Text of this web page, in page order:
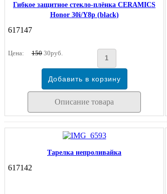
Гибкое защитное стекло-плёнка CERAMICS
Honor 30i/Y8p (black)
617147
Цена: 150 30руб.
Описание товара
Тарелка непроливайка
617142